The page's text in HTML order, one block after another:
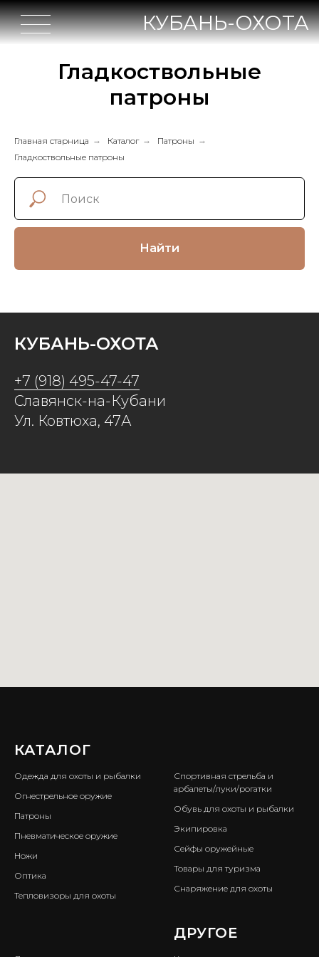
КУБАНЬ-ОХОТА
Гладкоствольные
патроны
Главная старница → Каталог → Патроны →
Гладкоствольные патроны
Найти
КУБАНЬ-ОХОТА
+7 (918) 495-47-47
Славянск-на-Кубани
Ул. Ковтюха, 47А
КАТАЛОГ
Одежда для охоты и рыбалки
Огнестрельное оружие
Патроны
Пневматическое оружие
Ножи
Оптика
Тепловизоры для охоты
Спортивная стрельба и
арбалеты/луки/рогатки
Обувь для охоты и рыбалки
Экипировка
Сейфы оружейные
Товары для туризма
Снаряжение для охоты
ДРУГОЕ